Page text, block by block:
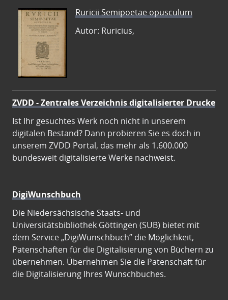
Ruricii Semipoetae opusculum
Autor: Ruricius,
ZVDD - Zentrales Verzeichnis digitalisierter Drucke
Ist Ihr gesuchtes Werk noch nicht in unserem
digitalen Bestand? Dann probieren Sie es doch in
unserem ZVDD Portal, das mehr als 1.600.000
bundesweit digitalisierte Werke nachweist.
DigiWunschbuch
Die Niedersächsische Staats- und
Universitätsbibliothek Göttingen (SUB) bietet mit
dem Service „DigiWunschbuch” die Möglichkeit,
Patenschaften für die Digitalisierung von Büchern zu
übernehmen. Übernehmen Sie die Patenschaft für
die Digitalisierung Ihres Wunschbuches.